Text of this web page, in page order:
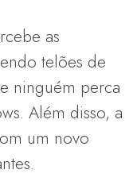
as
telões de
ninguém perca
Além disso, a
um novo